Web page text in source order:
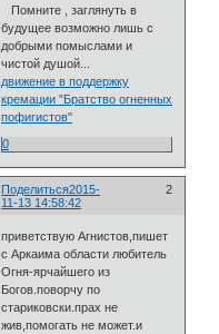
Помните , заглянуть в
будущее возможно лишь с
добрыми помыслами и
чистой душой...
движение в поддержку
кремации "Братство огненных
пофигистов"
0
Поделиться 2
2015-
11-13 14:58:42
приветствую Агнистов,пишет
с Аркаима области любитель
Огня-ярчайшего из
Богов.поворчу по
стариковски.прах не
жив,помогать не может.и